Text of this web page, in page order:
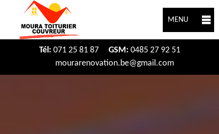
MENU
Tél: 071 25 81 87 GSM: 0485 27 92 51
mourarenovation.be@gmail.com